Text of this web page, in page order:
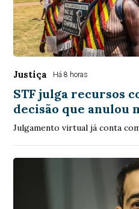
Justiça Há 8 horas
STF julga recursos
decisão que anulou
Julgamento virtual já conta